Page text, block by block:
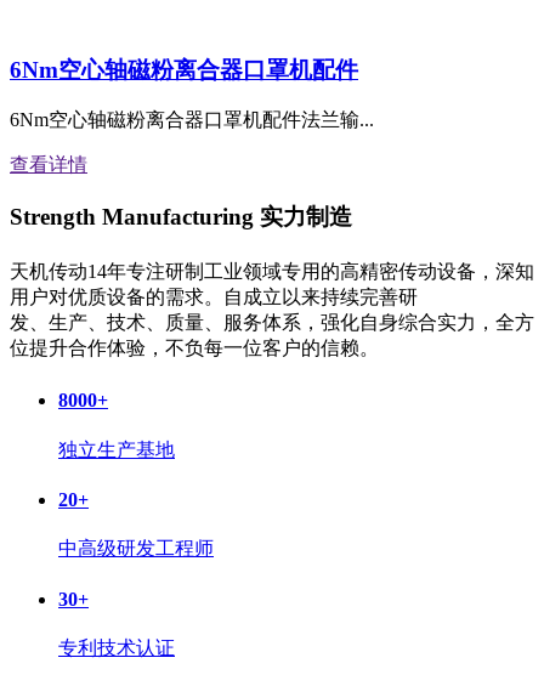
6Nm空心轴磁粉离合器口罩机配件
6Nm空心轴磁粉离合器口罩机配件法兰输...
查看详情
Strength Manufacturing 实力制造
天机传动14年专注研制工业领域专用的高精密传动设备，深知
用户对优质设备的需求。自成立以来持续完善研
发、生产、技术、质量、服务体系，强化自身综合实力，全方
位提升合作体验，不负每一位客户的信赖。
8000+
独立生产基地
20+
中高级研发工程师
30+
专利技术认证